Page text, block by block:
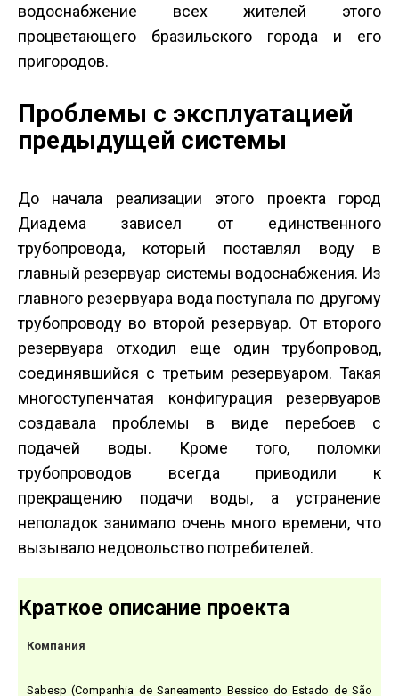
водоснабжение всех жителей этого
процветающего бразильского города и его
пригородов.
Проблемы с эксплуатацией
предыдущей системы
До начала реализации этого проекта город
Диадема зависел от единственного
трубопровода, который поставлял воду в
главный резервуар системы водоснабжения. Из
главного резервуара вода поступала по другому
трубопроводу во второй резервуар. От второго
резервуара отходил еще один трубопровод,
соединявшийся с третьим резервуаром. Такая
многоступенчатая конфигурация резервуаров
создавала проблемы в виде перебоев с
подачей воды. Кроме того, поломки
трубопроводов всегда приводили к
прекращению подачи воды, а устранение
неполадок занимало очень много времени, что
вызывало недовольство потребителей.
Краткое описание проекта
Компания
Sabesp (Companhia de Saneamento Bessico do Estado de São